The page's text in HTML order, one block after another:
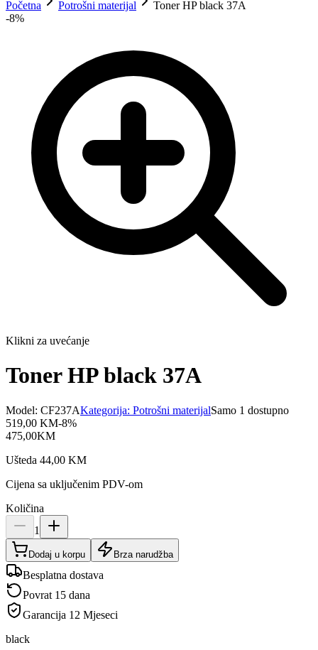
Početna
Potrošni materijal
Toner HP black 37A
-8%
Klikni za uvećanje
Toner HP black 37A
Model: CF237AKategorija: Potrošni materijalSamo 1 dostupno
519,00 KM-8%
475,00KM
Ušteda 44,00 KM
Cijena sa uključenim PDV-om
Količina
1
Dodaj u korpu Brza narudžba
Besplatna dostava
Povrat 15 dana
Garancija 12 Mjeseci
black